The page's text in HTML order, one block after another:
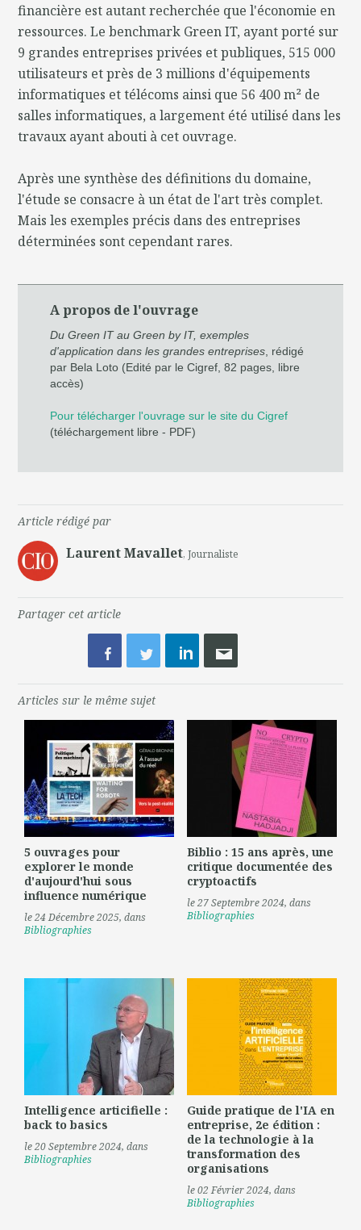
financière est autant recherchée que l'économie en
ressources. Le benchmark Green IT, ayant porté sur
9 grandes entreprises privées et publiques, 515 000
utilisateurs et près de 3 millions d'équipements
informatiques et télécoms ainsi que 56 400 m² de
salles informatiques, a largement été utilisé dans les
travaux ayant abouti à cet ouvrage.
Après une synthèse des définitions du domaine,
l'étude se consacre à un état de l'art très complet.
Mais les exemples précis dans des entreprises
déterminées sont cependant rares.
A propos de l'ouvrage
Du Green IT au Green by IT, exemples
d'application dans les grandes entreprises , rédigé
par Bela Loto (Edité par le Cigref, 82 pages, libre
accès)
Pour télécharger l'ouvrage sur le site du Cigref
(téléchargement libre - PDF)
Article rédigé par
Laurent Mavallet, Journaliste
Partager cet article
Articles sur le même sujet
5 ouvrages pour
explorer le monde
d'aujourd'hui sous
influence numérique
le 24 Décembre 2025, dans
Bibliographies
Biblio : 15 ans après, une
critique documentée des
cryptoactifs
le 27 Septembre 2024, dans
Bibliographies
Intelligence articifielle :
back to basics
le 20 Septembre 2024, dans
Bibliographies
Guide pratique de l'IA en
entreprise, 2e édition :
de la technologie à la
transformation des
organisations
le 02 Février 2024, dans
Bibliographies